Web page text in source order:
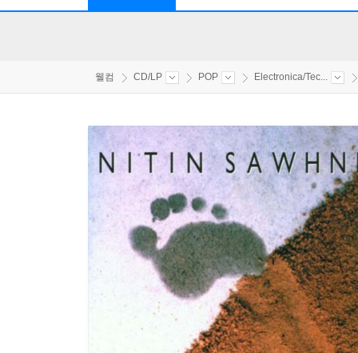
웰컴 CD/LP POP Electronica/Tec...